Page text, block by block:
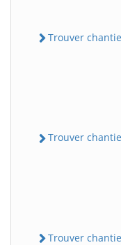
Trouver
Trouver
Trouver